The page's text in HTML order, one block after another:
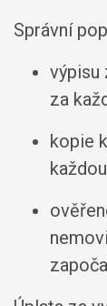
Správní
výpisu
za
kopie